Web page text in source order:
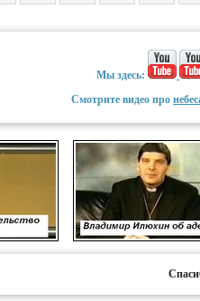
Мы здесь:
Смотрите видео про